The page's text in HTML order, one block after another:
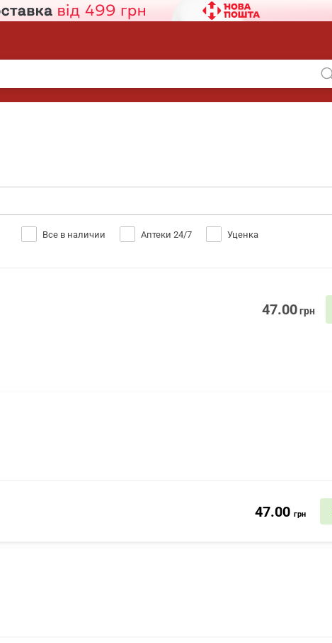
Все в наличии Аптеки 24/7 Уценка
47.00грн
47.00 грн